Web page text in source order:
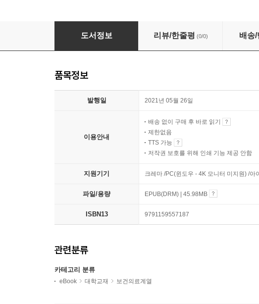
이른둥이 부모를 위한 가이드북
도서정보 리뷰/한줄평 (0/0) 배송
품목정보
발행일 2021년 05월 26일
이용안내
배송 없이 구매 후 바로 읽기
제한없음
TTS 가능
저작권 보호를 위해 인쇄 기능 제공 안함
지원기기 크레마 /PC(윈도우 - 4K 모니터 미지원) /
파일/용량 EPUB(DRM) | 45.98MB
ISBN13 9791159557187
관련분류
카테고리 분류
eBook 대학교재 보건의료계열